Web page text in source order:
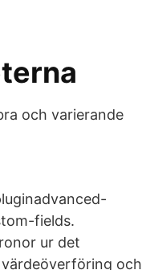
och varierande
fields.
ur det
och